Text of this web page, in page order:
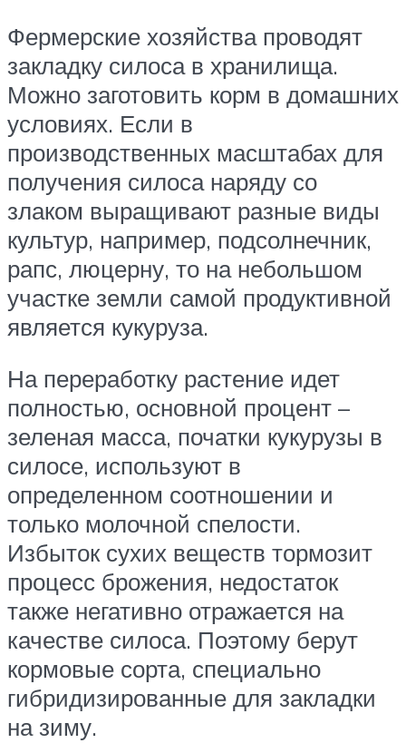
Фермерские хозяйства проводят
закладку силоса в хранилища.
Можно заготовить корм в домашних
условиях. Если в
производственных масштабах для
получения силоса наряду со
злаком выращивают разные виды
культур, например, подсолнечник,
рапс, люцерну, то на небольшом
участке земли самой продуктивной
является кукуруза.
На переработку растение идет
полностью, основной процент –
зеленая масса, початки кукурузы в
силосе, используют в
определенном соотношении и
только молочной спелости.
Избыток сухих веществ тормозит
процесс брожения, недостаток
также негативно отражается на
качестве силоса. Поэтому берут
кормовые сорта, специально
гибридизированные для закладки
на зиму.